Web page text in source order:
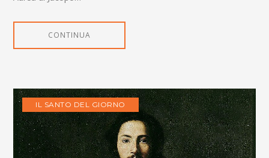
CONTINUA
IL SANTO DEL GIORNO